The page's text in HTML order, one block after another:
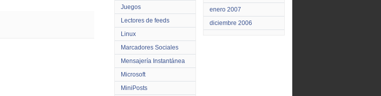
Juegos
Lectores de feeds
Linux
Marcadores Sociales
Mensajería Instantánea
Microsoft
MiniPosts
enero 2007
diciembre 2006